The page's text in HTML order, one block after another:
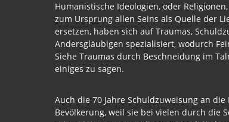
Humanistische Ideologien, oder
zum Ursprung allen Seins als Quelle der
ersetzen, haben sich auf Traumas,
Andersgläubigen spezialisiert, wodurch
Siehe Traumas durch Beschneidung im
einiges zu sagen.
Auch die 70 Jahre Schuldzuweisung an
Bevölkerung, weil sie bei vielen durch die